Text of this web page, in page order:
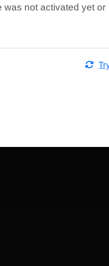
was not activated yet or